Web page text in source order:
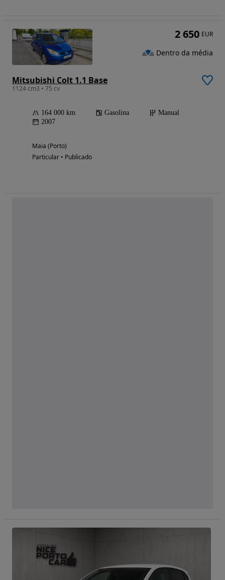
Mitsubishi Colt 1.1 Base
1124 cm3 • 75 cv
164 000 km Gasolina
Manual
2007
Maia (Porto)
Particular • Publicado
2 650 EUR
Dentro da média